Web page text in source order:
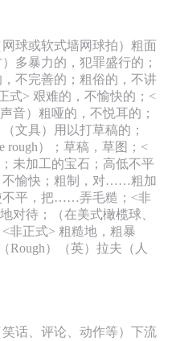
球或软式墙网球拍）粗面
多暴力的，犯罪盛行的；
不完善的；粗俗的，不讲
式> 艰难的，不愉快的；<
音）粗哑的，不悦耳的；
文具）用以打草稿的；
rough）；草稿，草图；<
未加工的宝石；高低不平
不愉快；粗制，对……粗加
平，把……弄毛糙；<非
对待；（在美式橄榄球、
非正式> 粗糙地，粗暴
Rough）（英）拉夫（人
话、评论、动作等）下流